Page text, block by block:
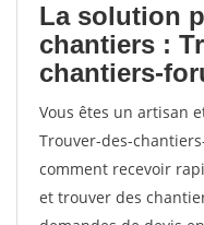
La solution
chantiers :
chantiers-
Vous êtes un artisan
Trouver-des-
comment recevoir
et trouver des